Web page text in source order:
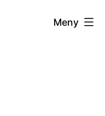
Meny